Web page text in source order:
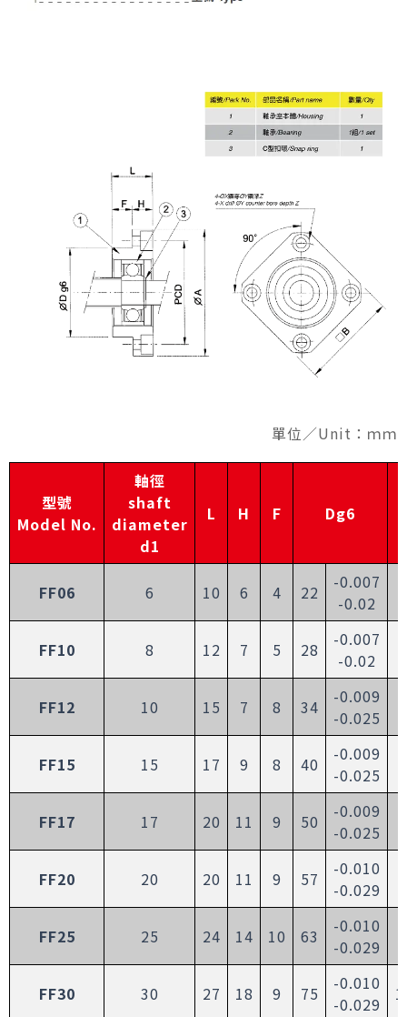
單位／Unit：ｍｍ
型號
Model No.
軸徑
shaft
diameter
d1
L H F Dg6
FF06 6 10 6 4 22
-0.007
-0.02
FF10 8 12 7 5 28
-0.007
-0.02
FF12 10 15 7 8 34
-0.009
-0.025
FF15 15 17 9 8 40
-0.009
-0.025
FF17 17 20 11 9 50
-0.009
-0.025
FF20 20 20 11 9 57
-0.010
-0.029
FF25 25 24 14 10 63
-0.010
-0.029
FF30 30 27 18 9 75
-0.010
-0.029